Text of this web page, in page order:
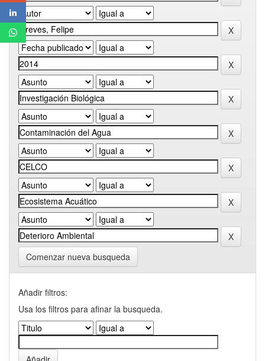
Comenzar nueva busqueda
Añadir filtros:
Usa los filtros para afinar la busqueda.